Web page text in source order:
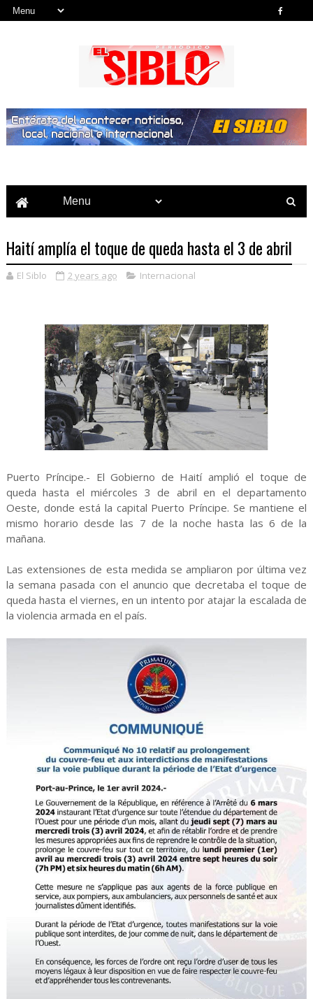
Haití amplía el toque de queda hasta el 3 de abril
El Siblo 2 years ago Internacional
Puerto Príncipe.- El Gobierno de Haití amplió el toque de
queda hasta el miércoles 3 de abril en el departamento
Oeste, donde está la capital Puerto Príncipe. Se mantiene el
mismo horario desde las 7 de la noche hasta las 6 de la
mañana.
Las extensiones de esta medida se ampliaron por última vez
la semana pasada con el anuncio que decretaba el toque de
queda hasta el viernes, en un intento por atajar la escalada de
la violencia armada en el país.